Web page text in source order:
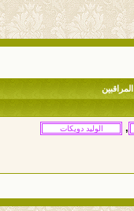
المراقبين
,